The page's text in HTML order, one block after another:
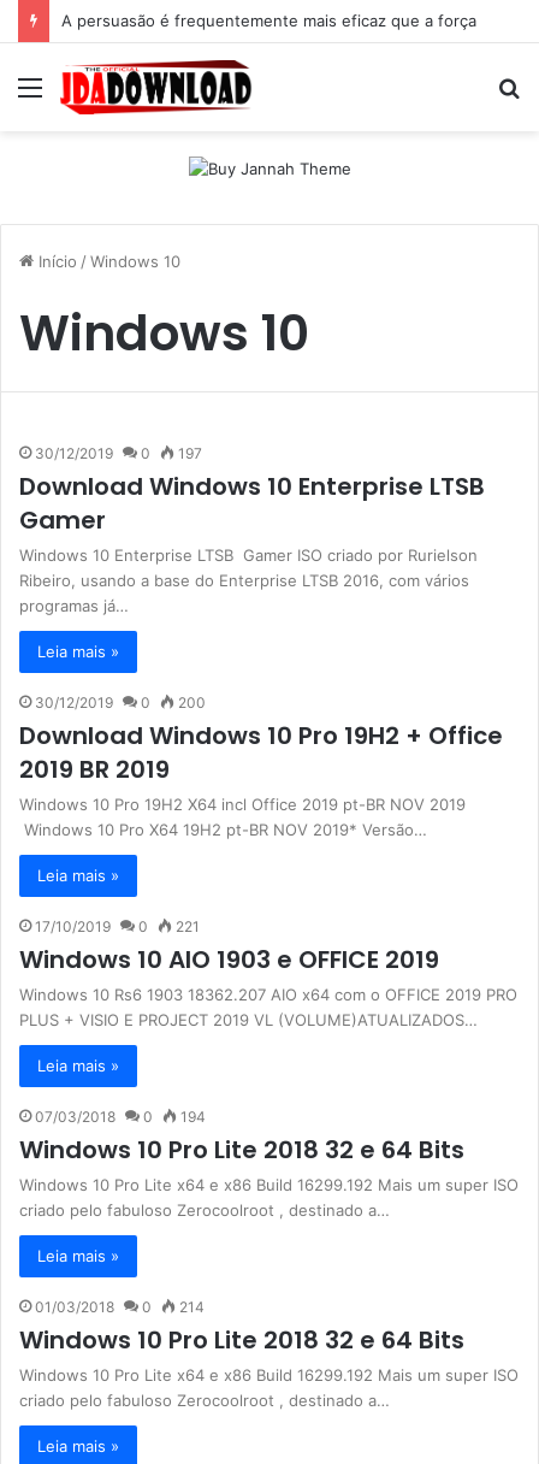
A persuasão é frequentemente mais eficaz que a força
Menu
Início /Windows 10
Windows 10
30/12/2019 0 197
Download Windows 10 Enterprise LTSB
Gamer
Windows 10 Enterprise LTSB Gamer ISO criado por Rurielson
Ribeiro, usando a base do Enterprise LTSB 2016, com vários
programas já…
Leia mais »
30/12/2019 0 200
Download Windows 10 Pro 19H2 + Office
2019 BR 2019
Windows 10 Pro 19H2 X64 incl Office 2019 pt-BR NOV 2019
Windows 10 Pro X64 19H2 pt-BR NOV 2019* Versão…
Leia mais »
17/10/2019 0 221
Windows 10 AIO 1903 e OFFICE 2019
Windows 10 Rs6 1903 18362.207 AIO x64 com o OFFICE 2019 PRO
PLUS + VISIO E PROJECT 2019 VL (VOLUME)ATUALIZADOS…
Leia mais »
07/03/2018 0 194
Windows 10 Pro Lite 2018 32 e 64 Bits
Windows 10 Pro Lite x64 e x86 Build 16299.192 Mais um super ISO
criado pelo fabuloso Zerocoolroot , destinado a…
Leia mais »
01/03/2018 0 214
Windows 10 Pro Lite 2018 32 e 64 Bits
Windows 10 Pro Lite x64 e x86 Build 16299.192 Mais um super ISO
criado pelo fabuloso Zerocoolroot , destinado a…
Leia mais »